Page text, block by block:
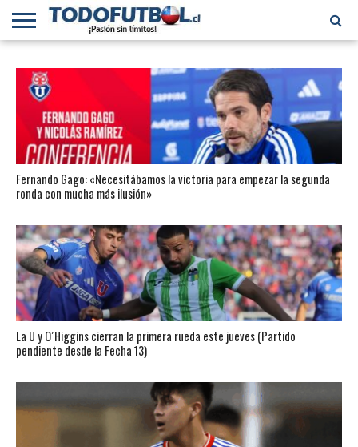
DIVISIÓN
PRIMERA
B
SELECCIÓN
CHILENA
CHILENOS
EN EL
MUNDO
FÚTBOL
INTERNACIONAL
Fernando Gago: «Necesitábamos la victoria para empezar la segunda
ronda con mucha más ilusión»
La U y O´Higgins cierran la primera rueda este jueves (Partido
pendiente desde la Fecha 13)